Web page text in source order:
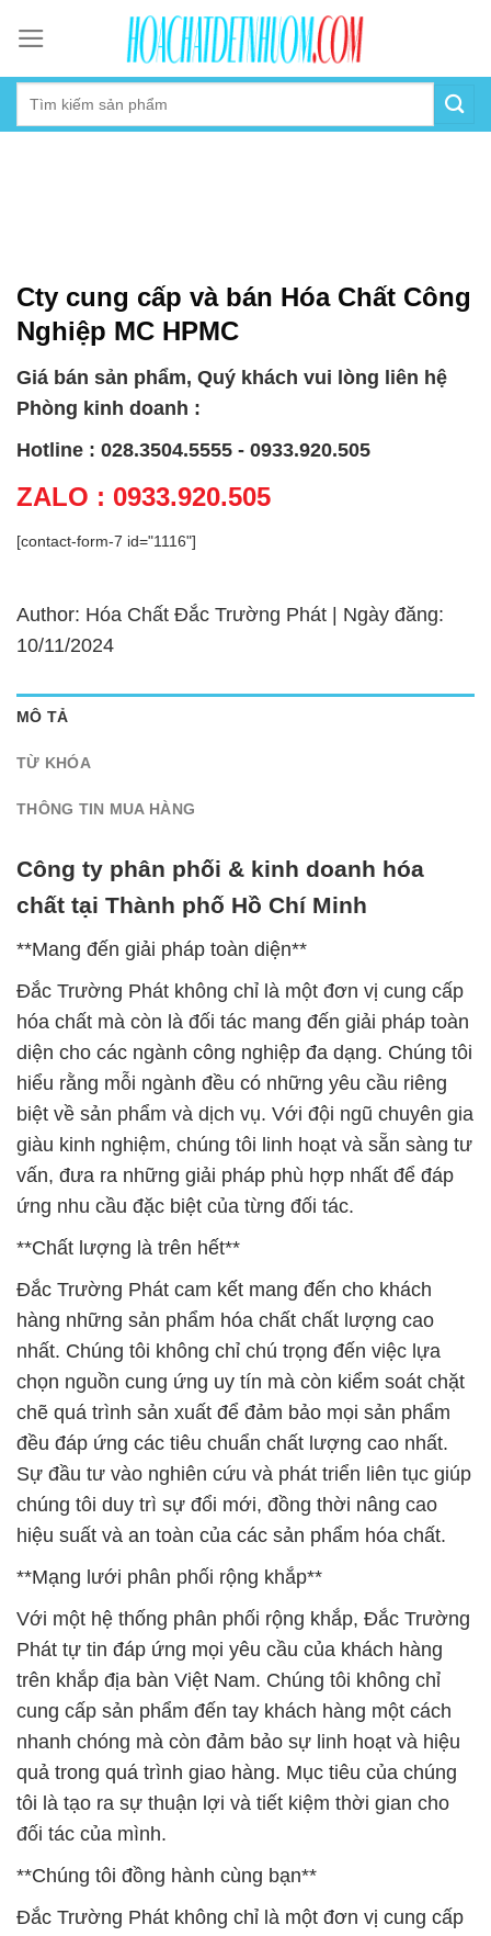
content
Cty cung cấp và bán Hóa Chất Công
Nghiệp MC HPMC
Giá bán sản phẩm, Quý khách vui lòng liên hệ
Phòng kinh doanh :
Hotline : 028.3504.5555 - 0933.920.505
ZALO : 0933.920.505
[contact-form-7 id="1116"]
Author: Hóa Chất Đắc Trường Phát | Ngày đăng:
10/11/2024
MÔ TẢ
TỪ KHÓA
THÔNG TIN MUA HÀNG
Công ty phân phối & kinh doanh hóa
chất tại Thành phố Hồ Chí Minh
**Mang đến giải pháp toàn diện**
Đắc Trường Phát không chỉ là một đơn vị cung cấp
hóa chất mà còn là đối tác mang đến giải pháp toàn
diện cho các ngành công nghiệp đa dạng. Chúng tôi
hiểu rằng mỗi ngành đều có những yêu cầu riêng
biệt về sản phẩm và dịch vụ. Với đội ngũ chuyên gia
giàu kinh nghiệm, chúng tôi linh hoạt và sẵn sàng tư
vấn, đưa ra những giải pháp phù hợp nhất để đáp
ứng nhu cầu đặc biệt của từng đối tác.
**Chất lượng là trên hết**
Đắc Trường Phát cam kết mang đến cho khách
hàng những sản phẩm hóa chất chất lượng cao
nhất. Chúng tôi không chỉ chú trọng đến việc lựa
chọn nguồn cung ứng uy tín mà còn kiểm soát chặt
chẽ quá trình sản xuất để đảm bảo mọi sản phẩm
đều đáp ứng các tiêu chuẩn chất lượng cao nhất.
Sự đầu tư vào nghiên cứu và phát triển liên tục giúp
chúng tôi duy trì sự đổi mới, đồng thời nâng cao
hiệu suất và an toàn của các sản phẩm hóa chất.
**Mạng lưới phân phối rộng khắp**
Với một hệ thống phân phối rộng khắp, Đắc Trường
Phát tự tin đáp ứng mọi yêu cầu của khách hàng
trên khắp địa bàn Việt Nam. Chúng tôi không chỉ
cung cấp sản phẩm đến tay khách hàng một cách
nhanh chóng mà còn đảm bảo sự linh hoạt và hiệu
quả trong quá trình giao hàng. Mục tiêu của chúng
tôi là tạo ra sự thuận lợi và tiết kiệm thời gian cho
đối tác của mình.
**Chúng tôi đồng hành cùng bạn**
Đắc Trường Phát không chỉ là một đơn vị cung cấp